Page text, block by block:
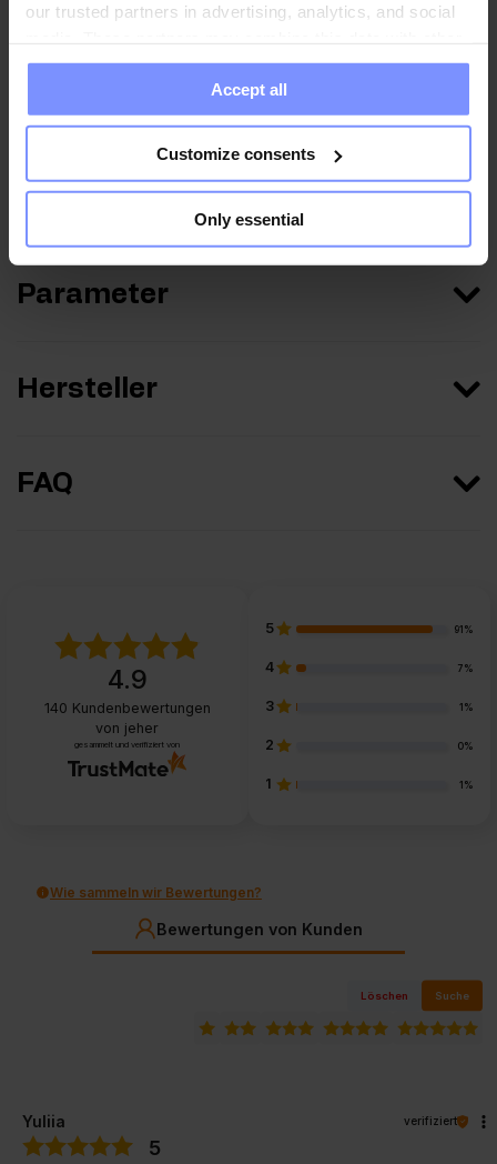
our trusted partners in advertising, analytics, and social
information you have provided to them or that they have
collected when you use their services. Do you agree?
Accept all
Customize consents
Only essential
Anwendungsweise
Nährwertinformationen
Parameter
Hersteller
FAQ
4.9
140 Kundenbewertungen
von jeher
gesammelt und verifiziert von
5 91%
4 7%
3 1%
2 0%
1 1%
Wie sammeln wir Bewertungen?
Bewertungen von Kunden
Löschen Suche
Yuliia verifiziert
5